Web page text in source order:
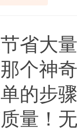
省大
个神
的步
量！